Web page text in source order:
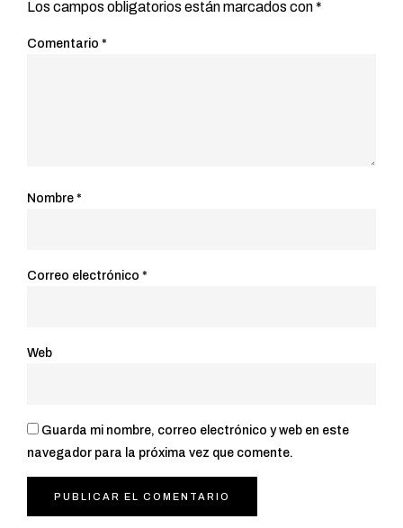
Los campos obligatorios están marcados con*
Comentario *
Nombre *
Correo electrónico *
Web
Guarda mi nombre, correo electrónico y web en este
navegador para la próxima vez que comente.